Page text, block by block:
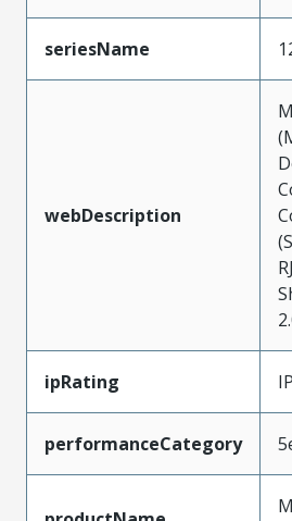
seriesName
webDescription
ipRating
performanceCategory